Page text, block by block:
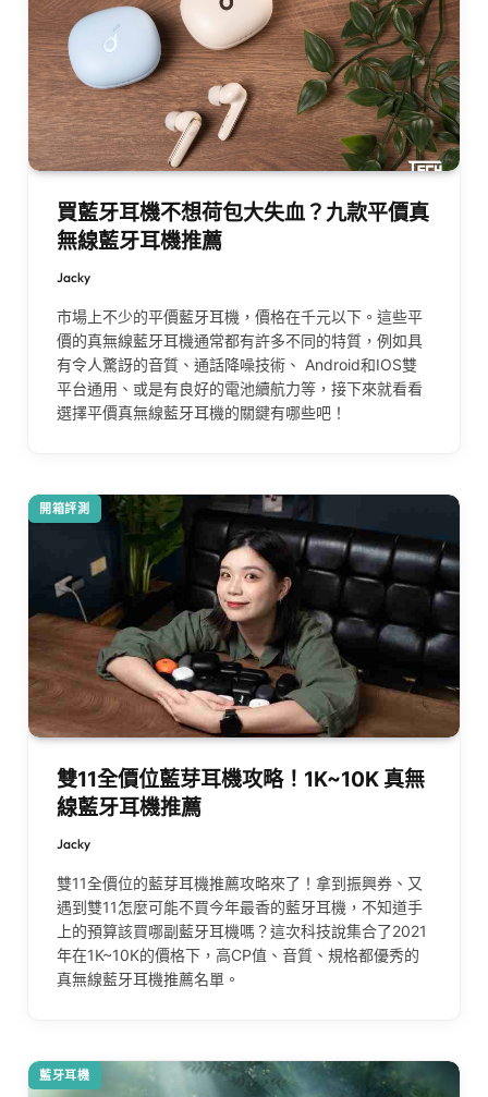
買藍牙耳機不想荷包大失血？九款平價真
無線藍牙耳機推薦
Jacky
市場上不少的平價藍牙耳機，價格在千元以下。這些平
價的真無線藍牙耳機通常都有許多不同的特質，例如具
有令人驚訝的音質、通話降噪技術、 Android和IOS雙
平台通用、或是有良好的電池續航力等，接下來就看看
選擇平價真無線藍牙耳機的關鍵有哪些吧！
開箱評測
雙11全價位藍芽耳機攻略！1K~10K 真無
線藍牙耳機推薦
Jacky
雙11全價位的藍芽耳機推薦攻略來了！拿到振興券、又
遇到雙11怎麼可能不買今年最香的藍牙耳機，不知道手
上的預算該買哪副藍牙耳機嗎？這次科技說集合了2021
年在1K~10K的價格下，高CP值、音質、規格都優秀的
真無線藍牙耳機推薦名單。
藍牙耳機